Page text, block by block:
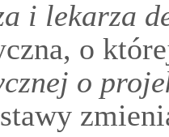
i lekarza
o
o